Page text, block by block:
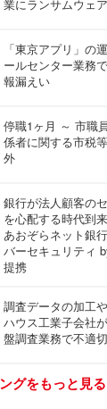
業にランサムウェ
「東京アプリ」の
ールセンター業務
報漏えい
停職1ヶ月 ～ 市職
係者に関する市税
外
銀行が法人顧客の
を心配する時代到
あおぞらネット銀
バーセキュリティ
提携
調査データの加工
ハウス工業子会社
盤調査業務で不適
グをもっと見る